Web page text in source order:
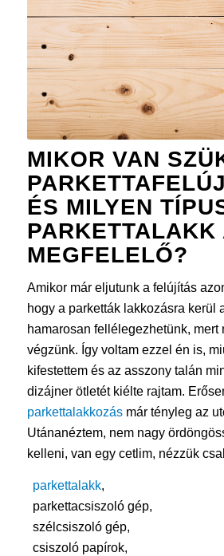
MIKOR VAN
ÉS MILYEN
PARKETTALAKK
MEGFELELŐ?
Amikor már eljutunk a felújítás
hogy a parketták lakkozásra kerül
hamarosan fellélegezhetünk, mert
végzünk. Így voltam ezzel én is,
kifestettem és az asszony talán
dizájner ötletét kiélte rajtam.
parkettalakkozásmár tényleg az
Utánanéztem, nem nagy
kelleni, van egy cetlim, nézzük
parkettalakk,
parkettacsiszoló gép,
szélcsiszoló gép,
csiszoló papírok,